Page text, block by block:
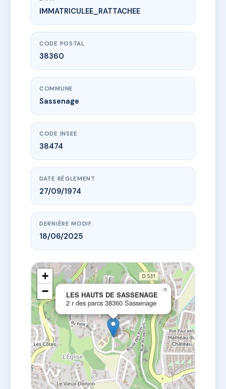
www.vme.plus/AC6606131
LES HAUTS DE SASSENAGE
2 r des parcs38360 Sassenage
IMMATRICULEE_RATTACHEE
CODE POSTAL
38360
COMMUNE
Sassenage
CODE INSEE
38474
DATE RÈGLEMENT
27/09/1974
DERNIÈRE MODIF.
18/06/2025
LES HAUTS DE SASSENAGE
2 r des parcs 38360 Sassenage
×
+
−